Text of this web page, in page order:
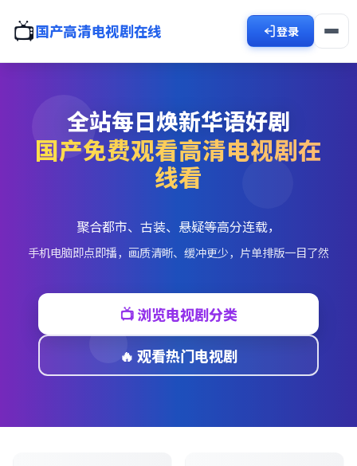
📺国产高清电视剧在线 登录
全站每日焕新华语好剧
国产免费观看高清电视剧在
线看
聚合都市、古装、悬疑等高分连载，
手机电脑即点即播，画质清晰、缓冲更少，片单排版一目了然
📺 浏览电视剧分类
🔥 观看热门电视剧